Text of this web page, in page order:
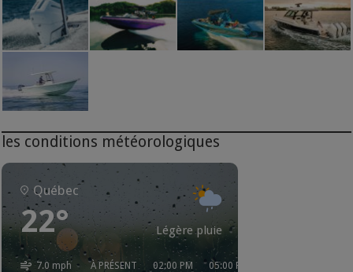
les conditions météorologiques
Québec
22° Légère pluie
7.0 mph À PRÉSENT 02:00 PM 05:00 PM